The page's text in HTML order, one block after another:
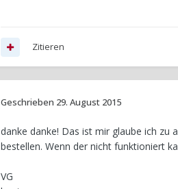
Zitieren
Geschrieben 29. August 2015
danke danke! Das ist mir glaube ich zu
bestellen. Wenn der nicht funktioniert
VG